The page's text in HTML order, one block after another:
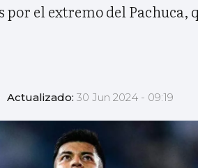
por el extremo del
Actualizado: 30 Jun 2024 - 09:19